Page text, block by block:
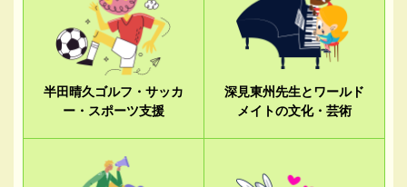
半田晴久ゴルフ・サッカ
ー・スポーツ支援
深見東州先生とワールド
メイトの文化・芸術